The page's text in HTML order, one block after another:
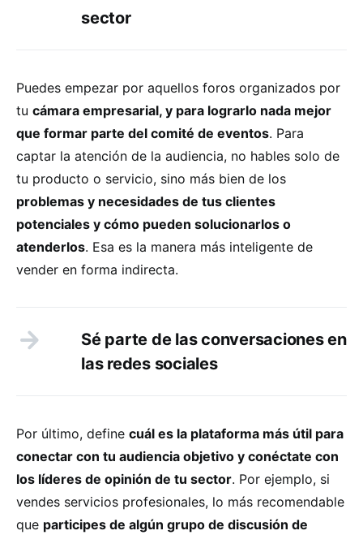
sector
Puedes empezar por aquellos foros organizados por
tu cámara empresarial, y para lograrlo nada mejor
que formar parte del comité de eventos. Para
captar la atención de la audiencia, no hables solo de
tu producto o servicio, sino más bien de los
problemas y necesidades de tus clientes
potenciales y cómo pueden solucionarlos o
atenderlos. Esa es la manera más inteligente de
vender en forma indirecta.
Sé parte de las conversaciones en
las redes sociales
Por último, define cuál es la plataforma más útil para
conectar con tu audiencia objetivo y conéctate con
los líderes de opinión de tu sector. Por ejemplo, si
vendes servicios profesionales, lo más recomendable
que participes de algún grupo de discusión de